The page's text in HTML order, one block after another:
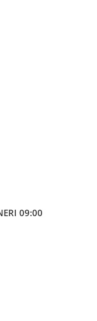
09:00